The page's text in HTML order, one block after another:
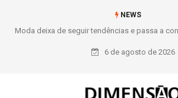
NEWS
Moda deixa de seguir tendências e passa a
aposta na curadoria como novo
6 de agosto de 2026